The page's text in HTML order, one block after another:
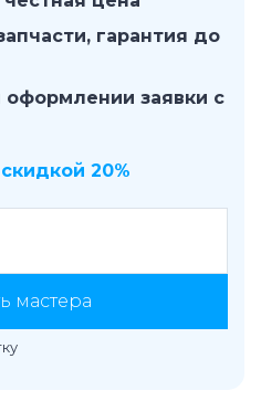
гарантия до
оформлении заявки с
20%
мастера